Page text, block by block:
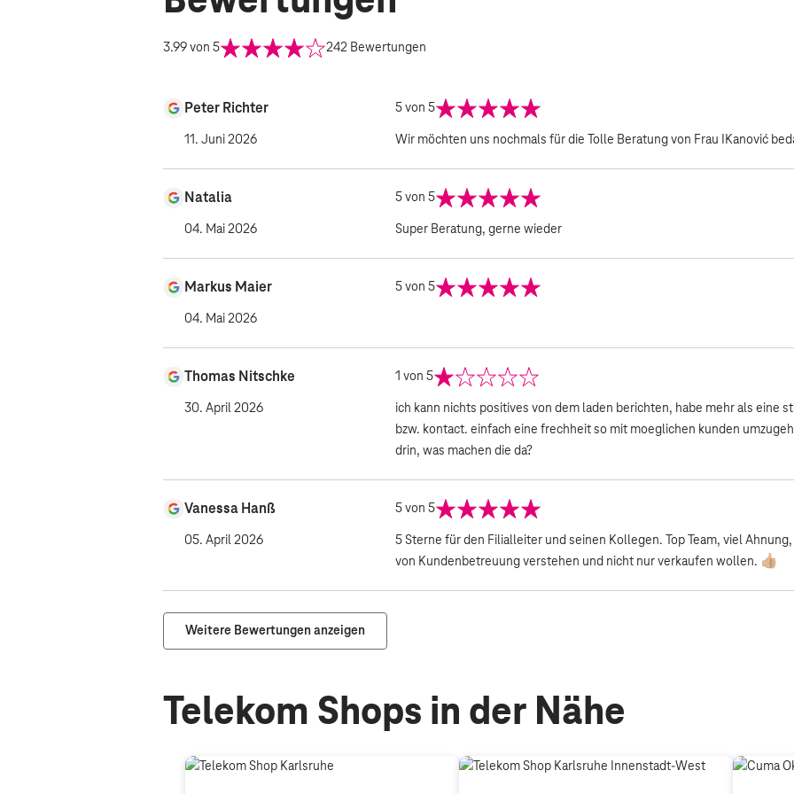
3.99von 5 242 Bewertungen
Peter Richter
11. Juni 2026
5von 5
Wir möchten uns nochmals für die Tolle Beratung von Frau IKanović
Natalia
04. Mai 2026
5von 5
Super Beratung, gerne wieder
Markus Maier
04. Mai 2026
5von 5
Thomas Nitschke
30. April 2026
1 von 5
ich kann nichts positives von dem laden berichten, habe mehr als eine
bzw. kontact. einfach eine frechheit so mit moeglichen kunden
drin, was machen die da?
Vanessa Hanß
05. April 2026
5von 5
5 Sterne für den Filialleiter und seinen Kollegen. Top Team, viel
von Kundenbetreuung verstehen und nicht nur verkaufen wollen. 👍🏼
Weitere Bewertungen anzeigen
Telekom Shops in der Nähe